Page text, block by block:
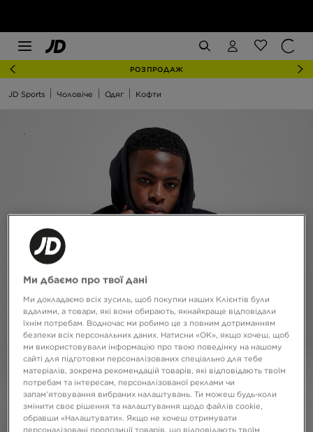
РОЗПРОДАЖ
JD Sports Чоловіче Одяг Кофти
Ми дбаємо про твої дані
Ми докладаємо всіх зусиль, щоб покупки наших Клієнтів були
вдалими, а товари, які вони обирають, якнайкраще відповідали
їхнім потребам. Водночас ми робимо це з повним дотриманням
безпеки всіх персональних даних. Натисни «OK», якщо хочеш, щоб
ми використовували інформацію про твою поведінку на нашому
сайті для підготовки персоналізованих спеціально для тебе
матеріалів, зокрема рекомендацій товарів, які відповідають твоїм
потребам та інтересам, персоналізованої реклами чи
запам’ятовування вибраних налаштувань. Ти можеш будь-коли
змінити своє рішення та налаштування щодо файлів cookie,
обравши «Налаштувати». Якщо не хочеш отримувати
персоналізовані пропозиції товарів, що відповідають твоїм